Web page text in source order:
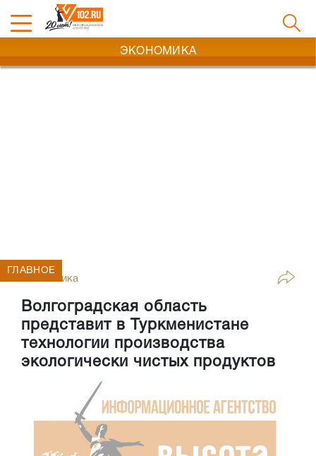
ЭКОНОМИКА
Экономика
Волгоградская область
представит в Туркменистане
технологии производства
экологически чистых продуктов
ГЛАВНОЕ